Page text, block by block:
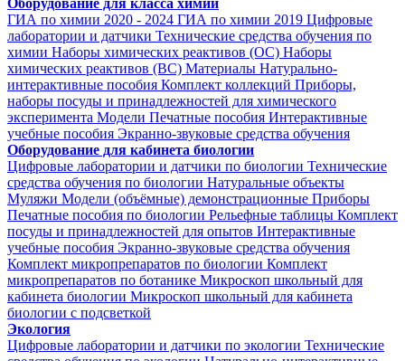
Оборудование для класса химии
ГИА по химии 2020 - 2024 ГИА по химии 2019 Цифровые
лаборатории и датчики Технические средства обучения по
химии Наборы химических реактивов (ОС) Наборы
химических реактивов (ВС) Материалы Натурально-
интерактивные пособия Комплект коллекций Приборы,
наборы посуды и принадлежностей для химического
эксперимента Модели Печатные пособия Интерактивные
учебные пособия Экранно-звуковые средства обучения
Оборудование для кабинета биологии
Цифровые лаборатории и датчики по биологии Технические
средства обучения по биологии Натуральные объекты
Муляжи Модели (объёмные) демонстрационные Приборы
Печатные пособия по биологии Рельефные таблицы Комплект
посуды и принадлежностей для опытов Интерактивные
учебные пособия Экранно-звуковые средства обучения
Комплект микропрепаратов по биологии Комплект
микропрепаратов по ботанике Микроскоп школьный для
кабинета биологии Микроскоп школьный для кабинета
биологии с подсветкой
Экология
Цифровые лаборатории и датчики по экологии Технические